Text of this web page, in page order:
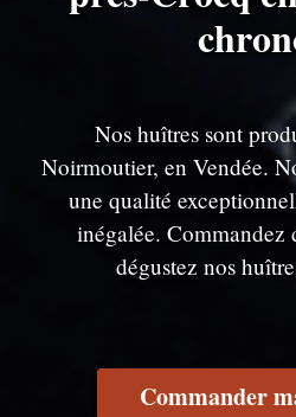
Nos huîtres sont
Noirmoutier, en Vendée.
une qualité
inégalée. Commandez
dégustez nos
Commander